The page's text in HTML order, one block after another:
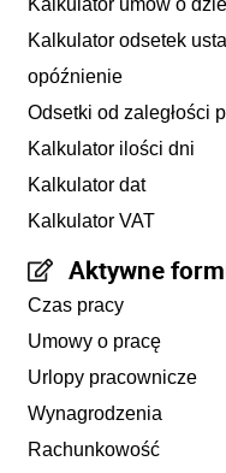
Kalkulator umów o
Kalkulator odsetek
opóźnienie
Odsetki od zaległości
Kalkulator ilości dni
Kalkulator dat
Kalkulator VAT
Aktywne
Czas pracy
Umowy o pracę
Urlopy pracownicze
Wynagrodzenia
Rachunkowość